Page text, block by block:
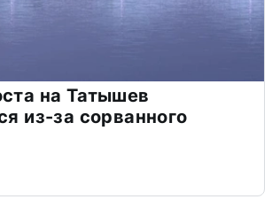
на Татышев
из-за сорванного